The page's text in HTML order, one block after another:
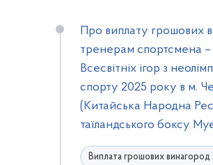
Про виплату грошових
тренерам спортсмена
Всесвітніх ігор з
спорту 2025 року в м.
(Китайська Народна
таїландського боксу
Виплата грошових